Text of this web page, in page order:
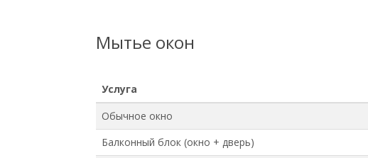
Мытье окон
Услуга
Обычное окно
Балконный блок (окно + дверь)